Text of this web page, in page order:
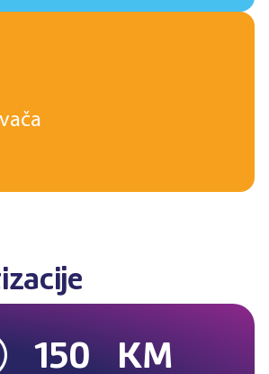
150 KM